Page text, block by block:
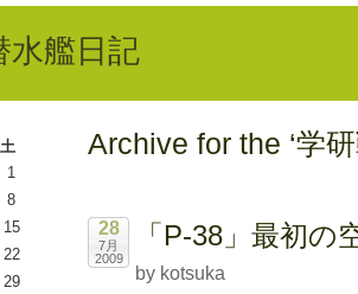
水艦日記
Archive for the ‘学
28
7月
2009
「P-38」最初の
by kotsuka
土
1
8
15
22
29